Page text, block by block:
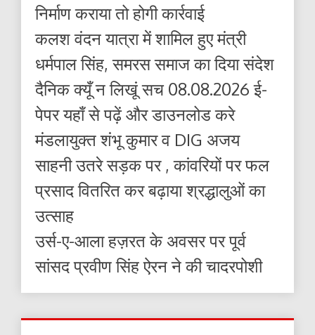
निर्माण कराया तो होगी कार्रवाई
कलश वंदन यात्रा में शामिल हुए मंत्री
धर्मपाल सिंह, समरस समाज का दिया संदेश
दैनिक क्यूँ न लिखूं सच 08.08.2026 ई-
पेपर यहाँ से पढ़ें और डाउनलोड करे
मंडलायुक्त शंभू कुमार व DIG अजय
साहनी उतरे सड़क पर , कांवरियों पर फल
प्रसाद वितरित कर बढ़ाया श्रद्धालुओं का
उत्साह
उर्स-ए-आला हज़रत के अवसर पर पूर्व
सांसद प्रवीण सिंह ऐरन ने की चादरपोशी